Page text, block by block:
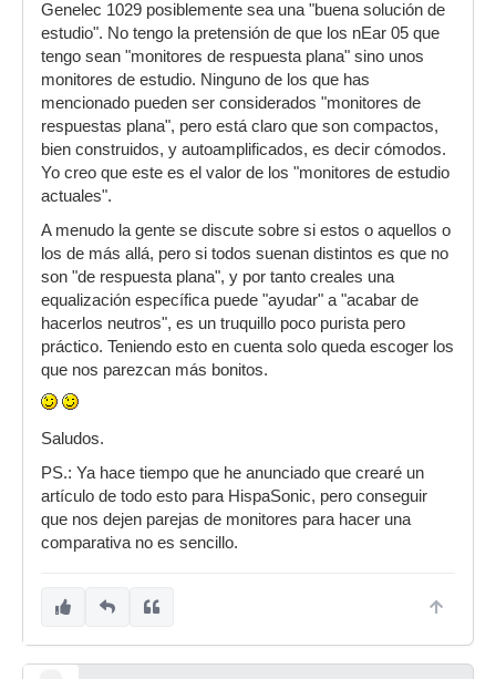
Genelec 1029 posiblemente sea una "buena solución de
estudio". No tengo la pretensión de que los nEar 05 que
tengo sean "monitores de respuesta plana" sino unos
monitores de estudio. Ninguno de los que has
mencionado pueden ser considerados "monitores de
respuestas plana", pero está claro que son compactos,
bien construidos, y autoamplificados, es decir cómodos.
Yo creo que este es el valor de los "monitores de estudio
actuales".
A menudo la gente se discute sobre si estos o aquellos o
los de más allá, pero si todos suenan distintos es que no
son "de respuesta plana", y por tanto creales una
equalización específica puede "ayudar" a "acabar de
hacerlos neutros", es un truquillo poco purista pero
práctico. Teniendo esto en cuenta solo queda escoger los
que nos parezcan más bonitos.
Saludos.
PS.: Ya hace tiempo que he anunciado que crearé un
artículo de todo esto para HispaSonic, pero conseguir
que nos dejen parejas de monitores para hacer una
comparativa no es sencillo.